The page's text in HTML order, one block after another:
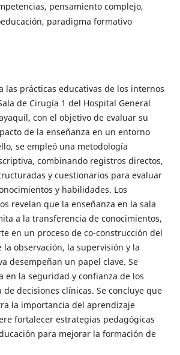
pensamiento complejo,
paradigma formativo
las prácticas educativas de los internos
de Cirugía 1 del Hospital General
con el objetivo de evaluar su
de la enseñanza en un entorno
se empleó una metodología
combinando registros directos,
y cuestionarios para evaluar
y habilidades. Los
revelan que la enseñanza en la sala
a la transferencia de conocimientos,
en un proceso de co-construcción del
observación, la supervisión y la
desempeñan un papel clave. Se
en la seguridad y confianza de los
decisiones clínicas. Se concluye que
la importancia del aprendizaje
fortalecer estrategias pedagógicas
para mejorar la formación de